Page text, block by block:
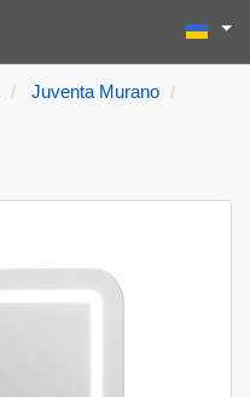
Пошук
Type 2 or
Juventa Murano